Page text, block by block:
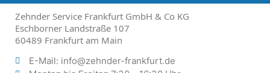
Zehnder Service Frankfurt GmbH & Co KG
Eschborner Landstraße 107
60489 Frankfurt am Main
E-Mail: info@zehnder-frankfurt.de